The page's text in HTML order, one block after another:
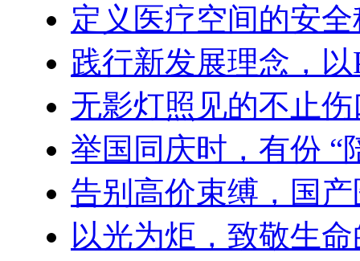
定义医疗空间的安
践行新发展理念，以
无影灯照见的不止
举国同庆时，有份 “
告别高价束缚，国
以光为炬，致敬生